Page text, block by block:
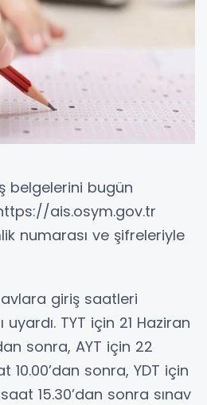
belgelerini bugün
ais.osym.gov.tr
numarası ve şifreleriyle
giriş saatleri
TYT için 21 Haziran
sonra, AYT için 22
10.00’dan sonra, YDT için
15.30’dan sonra sınav